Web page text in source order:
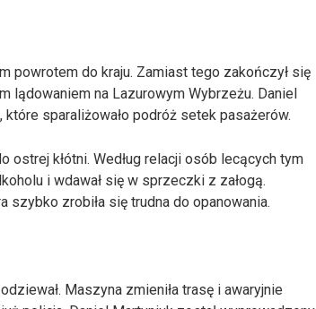
powrotem do kraju. Zamiast tego zakończył się
lądowaniem na Lazurowym Wybrzeżu. Daniel
sparaliżowało podróż setek pasażerów.
ostrej kłótni. Według relacji osób lecących tym
i wdawał się w sprzeczki z załogą.
szybko zrobiła się trudna do opanowania.
Maszyna zmieniła trasę i awaryjnie